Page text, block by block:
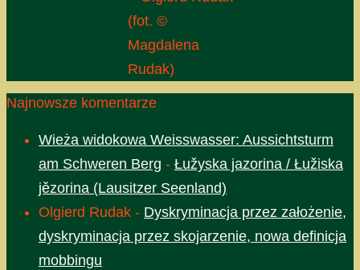
(fot. ©
Magdalena
Rudak)
Najnowsze komentarze
Wieża widokowa Weisswasser: Aussichtsturm
am Schweren Berg - Łužyska jazorina / Łužiska
jězorina (Lausitzer Seenland)
Olgierd Rudak - Dyskryminacja przez założenie,
dyskryminacja przez skojarzenie, nowa definicja
mobbingu